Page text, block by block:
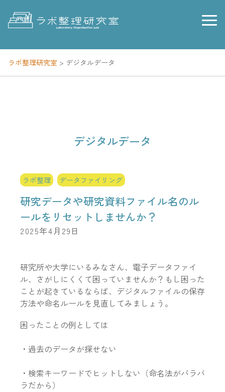
content
ラボ整理研究室 > デジタルデータ
デジタルデータ
ラボ整理 データファイリング
研究データや研究資料ファイル名のル
ールをリセットしませんか？
2025年4月29日
研究所や大学にいるみなさん、電子データファイ
ル、さがしにくくて困っていませんか？もし困った
ことが起きているならば、デジタルファイルの保存
方法や命名ルールを見直してみましょう。
困ったことの例としては
・過去のデータが探せない
・検索キーワードでヒットしない（命名法がバラバ
ラだから）